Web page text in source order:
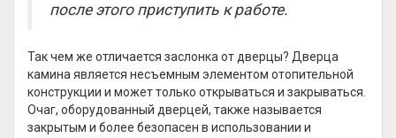
после этого приступить к работе.
Так чем же отличается заслонка от дверцы? Дверца
камина является несъемным элементом отопительной
конструкции и может только открываться и закрываться.
Очаг, оборудованный дверцей, также называется
закрытым и более безопасен в использовании и